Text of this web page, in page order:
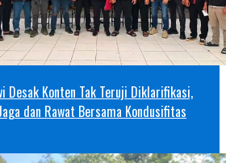
Desak Konten Tak Teruji Diklarifikasi,
dan Rawat Bersama Kondusifitas